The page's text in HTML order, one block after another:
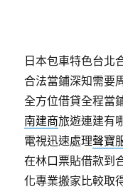
日本包車特色台北
合法當鋪深知需要
全方位借貸全程當
南建商旅遊連建有
電視迅速處理聲寶
在林口票貼借款到
化專業搬家比較取